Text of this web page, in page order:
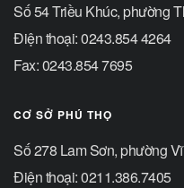
Số 54 Triều Khúc, phường
Điện thoại: 0243.854 4264
Fax: 0243.854 7695
CƠ SỞ PHÚ THỌ
Số 278 Lam Sơn, phường
Điện thoại: 0211.386.7405